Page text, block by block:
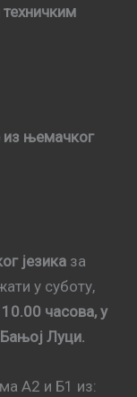
њемачког
језика за
у суботу,
часова, у
Луци.
А2 и Б1 из: